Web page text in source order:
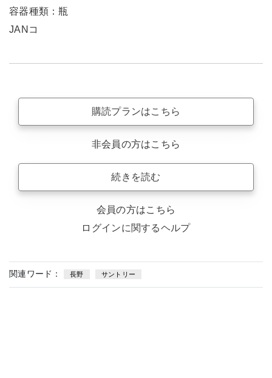
容器種類：瓶
JANコ
購読プランはこちら
非会員の方はこちら
続きを読む
会員の方はこちら
ログインに関するヘルプ
関連ワード： 長野 サントリー